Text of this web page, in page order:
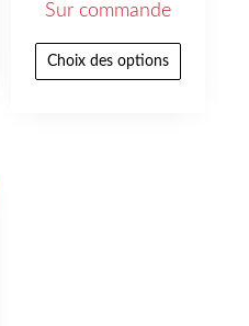
Sur commande
Choix des options